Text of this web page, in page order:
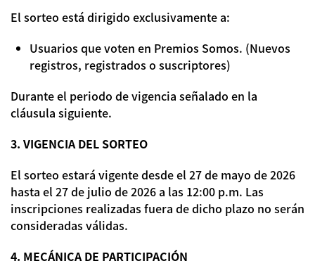
El sorteo está dirigido exclusivamente a:
Usuarios que voten en Premios Somos. (Nuevos
registros, registrados o suscriptores)
Durante el periodo de vigencia señalado en la
cláusula siguiente.
3. VIGENCIA DEL SORTEO
El sorteo estará vigente desde el 27 de mayo de 2026
hasta el 27 de julio de 2026 a las 12:00 p.m. Las
inscripciones realizadas fuera de dicho plazo no serán
consideradas válidas.
4. MECÁNICA DE PARTICIPACIÓN